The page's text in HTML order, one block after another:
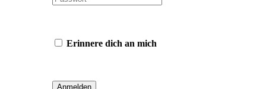
Erinnere dich an mich